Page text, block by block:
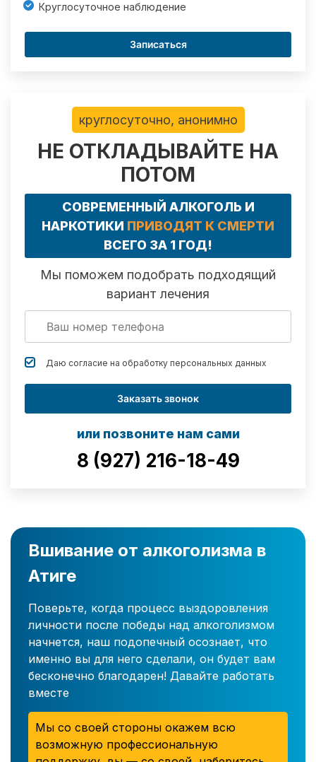
Круглосуточное наблюдение
Записаться
круглосуточно, анонимно
НЕ ОТКЛАДЫВАЙТЕ НА
ПОТОМ
СОВРЕМЕННЫЙ АЛКОГОЛЬ И
НАРКОТИКИ ПРИВОДЯТ К СМЕРТИ
ВСЕГО ЗА 1 ГОД!
Мы поможем подобрать подходящий
вариант лечения
Даю согласие на обработку персональных данных
Заказать звонок
или позвоните нам сами
8 (927) 216-18-49
Вшивание от алкоголизма в
Атиге
Поверьте, когда процесс выздоровления
личности после победы над алкоголизмом
начнется, наш подопечный осознает, что
именно вы для него сделали, он будет вам
бесконечно благодарен! Давайте работать
вместе
Мы со своей стороны окажем всю
возможную профессиональную